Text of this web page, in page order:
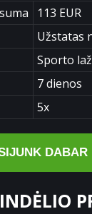
113 EUR
Užstatas
Sporto
7 dienos
5х
DABAR